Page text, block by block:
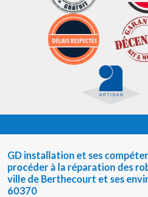
GD installation et ses
procéder à la réparation des
ville de Berthecourt et ses
60370